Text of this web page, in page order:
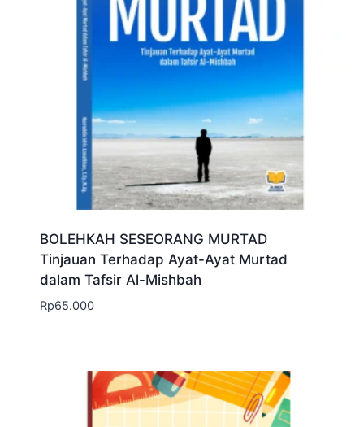
BOLEHKAH SESEORANG MURTAD
Tinjauan Terhadap Ayat-Ayat Murtad
dalam Tafsir Al-Mishbah
Rp65.000